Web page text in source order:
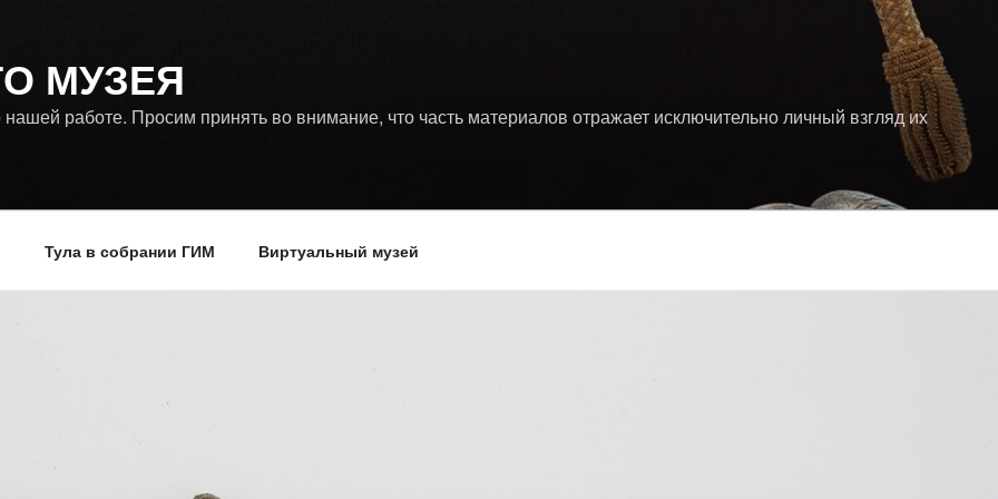
МУЗЕЯ
работе. Просим принять во внимание, что часть материалов отражает исключительно личный взгляд их
Тула в собрании ГИМ Виртуальный музей